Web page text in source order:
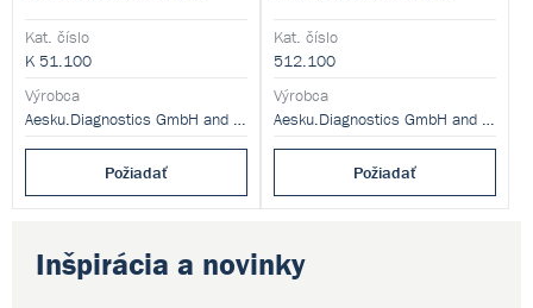
Inšpirácia a novinky
cytoplazmatických autoprotilátek
v lidském séru.
Kat. číslo
K 51.100
Výrobca
Aesku.Diagnostics GmbH and Co. KG
Požiadať
transglutamináze (tTG) v
lidském séru.
Kat. číslo
512.100
Výrobca
Aesku.Diagnostics GmbH and Co. KG
Požiadať